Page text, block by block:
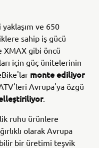
ve 650
sahip iş gücü
XMAX gibi öncü
için güç ünitelerinin
monte ediliyor
Avrupa'ya özgü
.
ruhu ürünlere
olarak Avrupa
bir üretimi teşvik